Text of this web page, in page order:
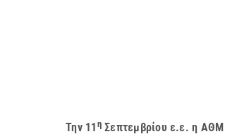
Την 11 ηΣεπτεμβρίου ε.ε. η ΑΘΜ